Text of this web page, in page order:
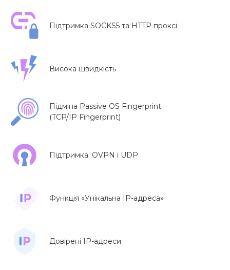
Підтримка SOCKS5 та HTTP проксі
Висока швидкість
Підміна Passive OS Fingerprint
(TCP/IP Fingerprint)
Підтримка .OVPN і UDP
Функція «Унікальна IP-адреса»
Довірені IP-адреси